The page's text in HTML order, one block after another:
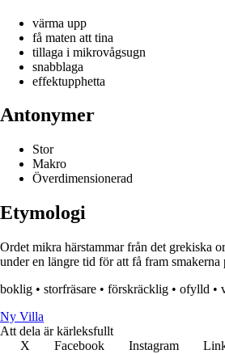
värma upp
få maten att tina
tillaga i mikrovågsugn
snabblaga
effektupphetta
Antonymer
Stor
Makro
Överdimensionerad
Etymologi
Ordet mikra härstammar från det grekiska
under en längre tid för att få fram smakerna
boklig • storfräsare • förskräcklig • ofylld •
Ny Villa
Att dela är kärleksfullt
X
Facebook Instagram